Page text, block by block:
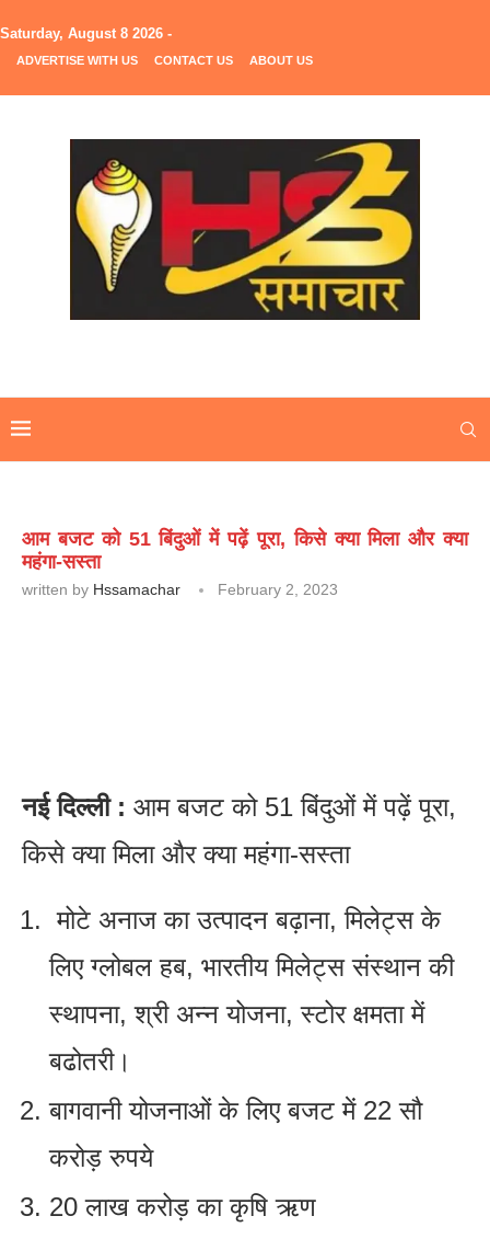
Saturday, August 8 2026 -
ADVERTISE WITH US CONTACT US ABOUT US
आम बजट को 51 बिंदुओं में पढ़ें पूरा, किसे क्या मिला और क्या
महंगा-सस्ता
written by Hssamachar February 2, 2023
नई दिल्ली : आम बजट को 51 बिंदुओं में पढ़ें पूरा,
किसे क्या मिला और क्या महंगा-सस्ता
मोटे अनाज का उत्‍पादन बढ़ाना, मिलेट्स के
लिए ग्‍लोबल हब, भारतीय मिलेट्स संस्‍थान की
स्‍थापना, श्री अन्‍न योजना, स्‍टोर क्षमता में
बढोतरी।
बागवानी योजनाओं के लिए बजट में 22 सौ
करोड़ रुपये
20 लाख करोड़ का कृषि ऋण